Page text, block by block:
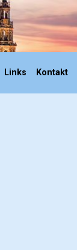
Links Kontakt